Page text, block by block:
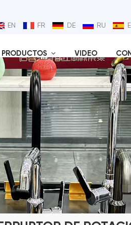
EN FR DE RU
PRODUCTOS VIDEO